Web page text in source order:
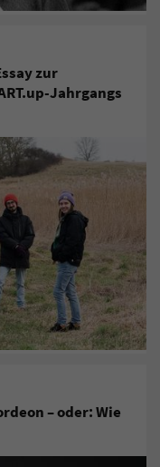
zur
Jahrgangs
– oder: Wie